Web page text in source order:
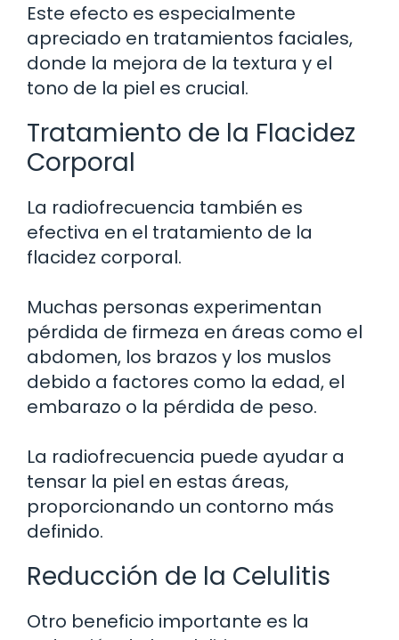
Este efecto es especialmente
apreciado en tratamientos faciales,
donde la mejora de la textura y el
tono de la piel es crucial.
Tratamiento de la Flacidez
Corporal
La radiofrecuencia también es
efectiva en el tratamiento de la
flacidez corporal.
Muchas personas experimentan
pérdida de firmeza en áreas como el
abdomen, los brazos y los muslos
debido a factores como la edad, el
embarazo o la pérdida de peso.
La radiofrecuencia puede ayudar a
tensar la piel en estas áreas,
proporcionando un contorno más
definido.
Reducción de la Celulitis
Otro beneficio importante es la